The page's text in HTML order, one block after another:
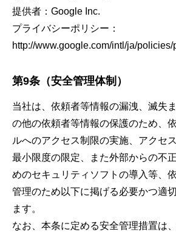
提供者：Google Inc.
プライバシーポリシー：
http://www.google.com/intl/ja/policies/
第9条（安全管理体制）
当社は、依頼者等情報の漏洩、滅失
の他の依頼者等情報の保護のため、
ルへのアクセス制限の実施、アクセ
最小限度の限定、また外部からの不
めのセキュリティソフトの導入等、
管理のため以下に掲げる必要かつ適
ます。
なお、本条に定める安全管理措置は